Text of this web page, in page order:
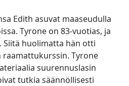
Edith asuvat maaseudulla
Tyrone on 83-vuotias, ja
Siitä huolimatta hän otti
raamattukurssin. Tyrone
suurennuslasin
tutkia säännöllisesti